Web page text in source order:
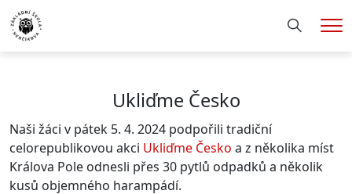
Hledání
Ukliďme Česko
Naši žáci v pátek 5. 4. 2024 podpořili tradiční
celorepublikovou akci Ukliďme Česko a z několika míst
Králova Pole odnesli přes 30 pytlů odpadků a několik
kusů objemného harampádí.